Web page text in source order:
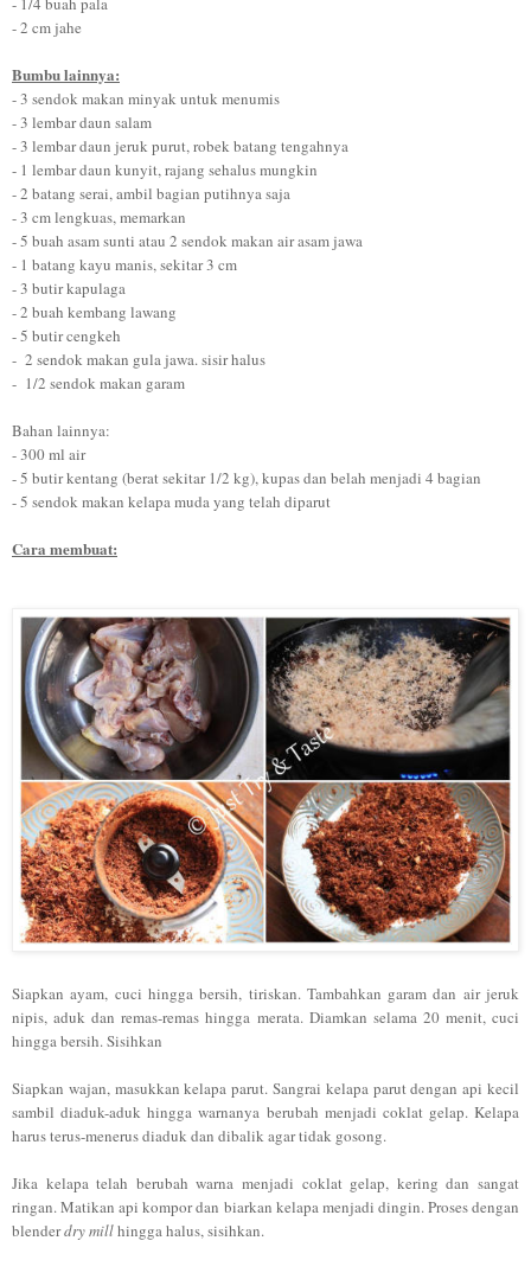
- 2 cm jahe
Bumbu lainnya:
- 3 sendok makan minyak untuk menumis
- 3 lembar daun salam
- 3 lembar daun jeruk purut, robek batang tengahnya
- 1 lembar daun kunyit, rajang sehalus mungkin
- 2 batang serai, ambil bagian putihnya saja
- 3 cm lengkuas, memarkan
- 5 buah asam sunti atau 2 sendok makan air asam jawa
- 1 batang kayu manis, sekitar 3 cm
- 3 butir kapulaga
- 2 buah kembang lawang
- 5 butir cengkeh
- 2 sendok makan gula jawa. sisir halus
- 1/2 sendok makan garam
Bahan lainnya:
- 300 ml air
- 5 butir kentang (berat sekitar 1/2 kg), kupas dan belah menjadi 4 bagian
- 5 sendok makan kelapa muda yang telah diparut
Cara membuat:
Siapkan ayam, cuci hingga bersih, tiriskan. Tambahkan garam dan air jeruk
nipis, aduk dan remas-remas hingga merata. Diamkan selama 20 menit, cuci
hingga bersih. Sisihkan
Siapkan wajan, masukkan kelapa parut. Sangrai kelapa parut dengan api kecil
sambil diaduk-aduk hingga warnanya berubah menjadi coklat gelap. Kelapa
harus terus-menerus diaduk dan dibalik agar tidak gosong.
Jika kelapa telah berubah warna menjadi coklat gelap, kering dan sangat
ringan. Matikan api kompor dan biarkan kelapa menjadi dingin. Proses dengan
blenderdry millhingga halus, sisihkan.